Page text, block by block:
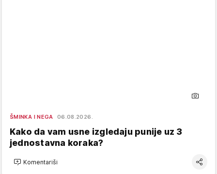
ŠMINKA I NEGA 06.08.2026.
Kako da vam usne izgledaju punije uz 3
jednostavna koraka?
Komentariši